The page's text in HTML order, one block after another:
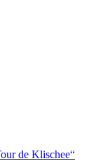
de Klischee“